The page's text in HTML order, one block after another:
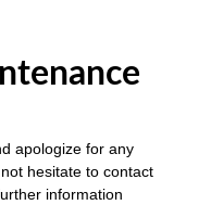
apologize for any
hesitate to contact
information